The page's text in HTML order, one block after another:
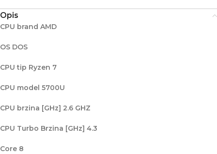
Opis
CPU brand AMD
OS DOS
CPU tip Ryzen 7
CPU model 5700U
CPU brzina [GHz] 2.6 GHZ
CPU Turbo Brzina [GHz] 4.3
Core 8